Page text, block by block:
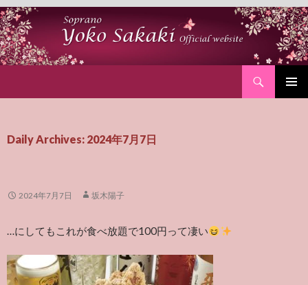
Daily Archives: 2024年7月7日
2024年7月7日 坂木陽子
…にしてもこれが食べ放題で100円って凄い